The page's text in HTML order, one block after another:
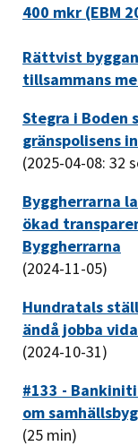
400 mkr (EBM
Rättvist
tillsammans
Stegra i Boden
gränspolisens
(2025-04-08: 32
Byggherrarna
ökad
Byggherrarna
(2024-11-05)
Hundratals
ändå jobba
(2024-10-31)
#133 -
om
(25 min)